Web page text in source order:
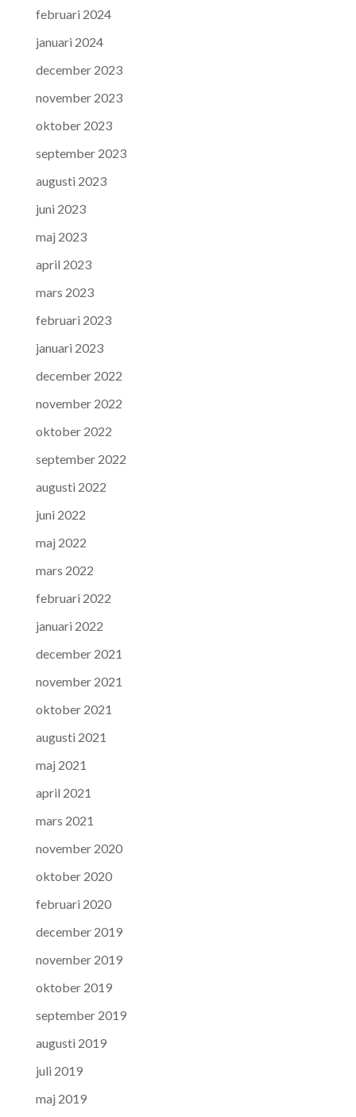
februari 2024
januari 2024
december 2023
november 2023
oktober 2023
september 2023
augusti 2023
juni 2023
maj 2023
april 2023
mars 2023
februari 2023
januari 2023
december 2022
november 2022
oktober 2022
september 2022
augusti 2022
juni 2022
maj 2022
mars 2022
februari 2022
januari 2022
december 2021
november 2021
oktober 2021
augusti 2021
maj 2021
april 2021
mars 2021
november 2020
oktober 2020
februari 2020
december 2019
november 2019
oktober 2019
september 2019
augusti 2019
juli 2019
maj 2019